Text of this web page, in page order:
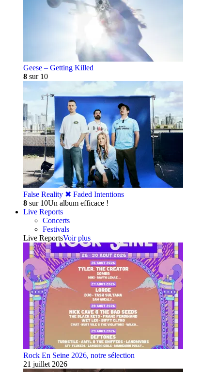
Geese – Getting Killed
8 sur 10
False Reality ✖︎ Faded Intentions
8 sur 10Un album efficace !
Live Reports
Concerts
Festivals
Live ReportsVoir plus
Rock En Seine 2026, notre sélection
21 juillet 2026